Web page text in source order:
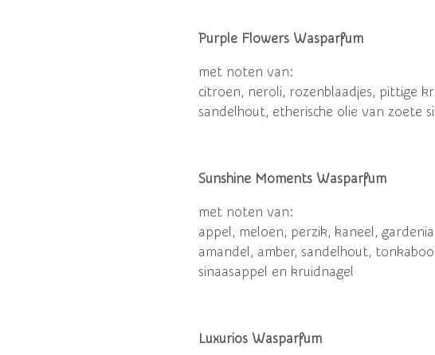
Purple Flowers Wasparfum
met noten van:
citroen, neroli, rozenblaadjes, pittige
sandelhout, etherische olie van zoete
Sunshine Moments Wasparfum
met noten van:
appel, meloen, perzik, kaneel,
amandel, amber, sandelhout,
sinaasappel en kruidnagel
Luxurios Wasparfum